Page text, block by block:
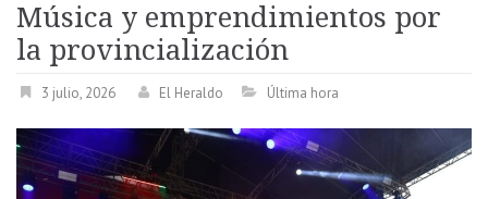
Música y emprendimientos por
la provincialización
3 julio, 2026 El Heraldo Última hora